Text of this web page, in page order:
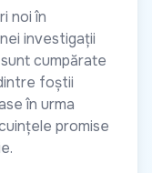
noi în
investigații
cumpărate
foștii
în urma
promise